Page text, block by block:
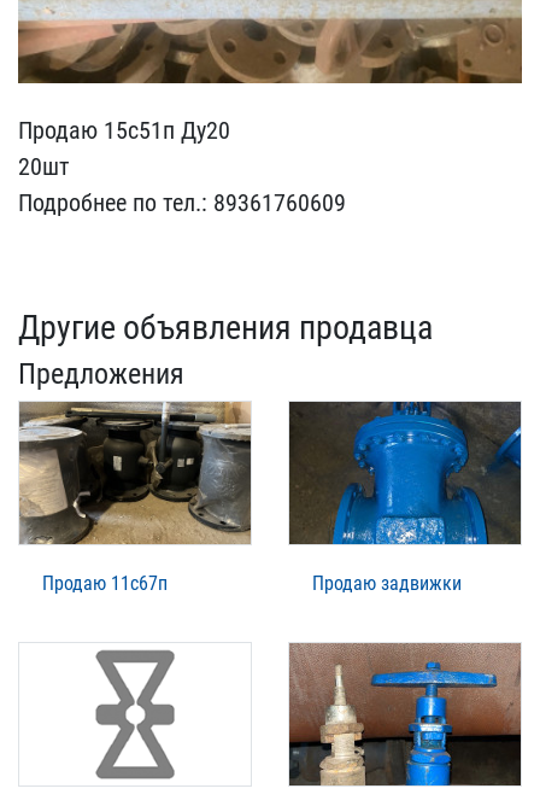
Продаю 15с51п Ду20
20шт
​Подробнее по тел.: 89361​760609
Другие объявления продавца
Предложения
Продаю 11с67п Продаю задвижки